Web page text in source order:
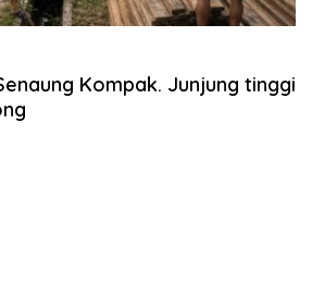
Kompak. Junjung tinggi